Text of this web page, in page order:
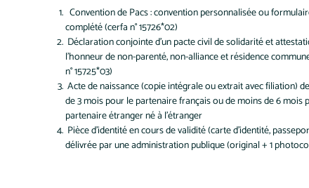
Convention de Pacs : convention personnalisée ou
complété (cerfa n° 15726*02)
Déclaration conjointe d'un pacte civil de solidarité et
l'honneur de non-parenté, non-alliance et résidence
n° 15725*03)
Acte de naissance (copie intégrale ou extrait avec filiation)
de 3 mois pour le partenaire français ou de moins de 6 mois
partenaire étranger né à l'étranger
Pièce d'identité en cours de validité (carte d'identité,
délivrée par une administration publique (original + 1